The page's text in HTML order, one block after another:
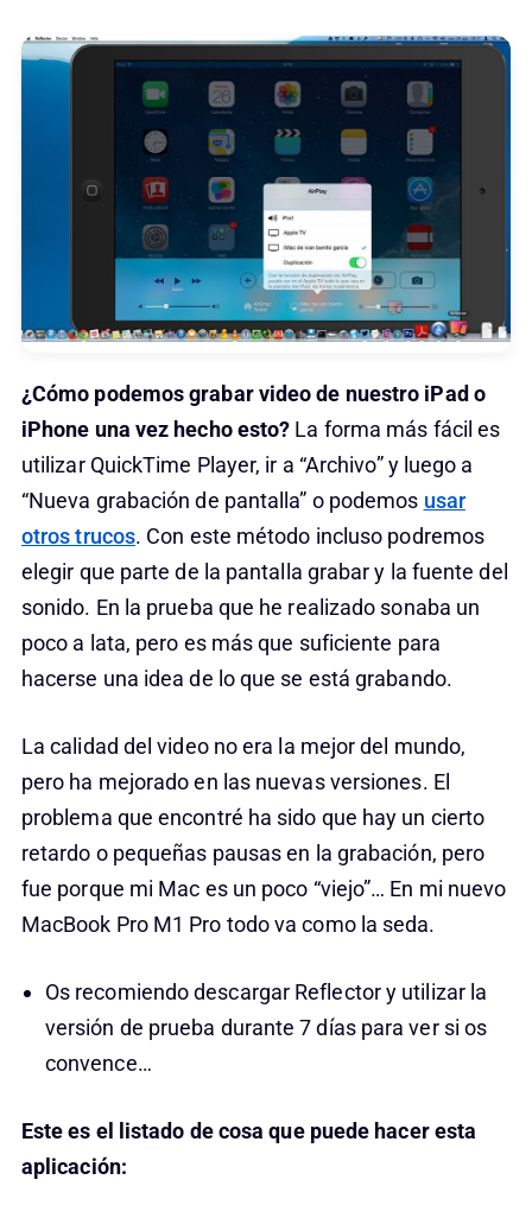
¿Cómo podemos grabar video de nuestro iPad o
iPhone una vez hecho esto? La forma más fácil es
utilizar QuickTime Player, ir a “Archivo” y luego a
“Nueva grabación de pantalla” o podemos usar
otros trucos. Con este método incluso podremos
elegir que parte de la pantalla grabar y la fuente del
sonido. En la prueba que he realizado sonaba un
poco a lata, pero es más que suficiente para
hacerse una idea de lo que se está grabando.
La calidad del video no era la mejor del mundo,
pero ha mejorado en las nuevas versiones. El
problema que encontré ha sido que hay un cierto
retardo o pequeñas pausas en la grabación, pero
fue porque mi Mac es un poco “viejo”… En mi nuevo
MacBook Pro M1 Pro todo va como la seda.
Os recomiendo descargar Reflector y utilizar la
versión de prueba durante 7 días para ver si os
convence…
Este es el listado de cosa que puede hacer esta
aplicación: